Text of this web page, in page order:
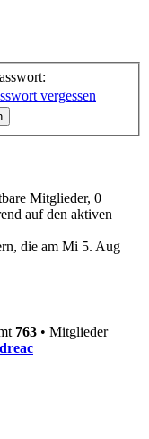
vergessen |
Mitglieder, 0
auf den aktiven
die am Mi 5. Aug
763 • Mitglieder